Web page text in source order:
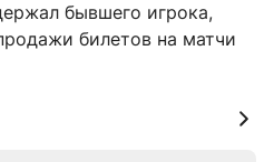
бывшего игрока,
билетов на матчи